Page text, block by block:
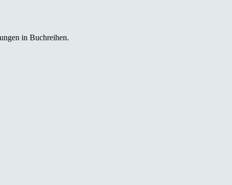
in Buchreihen.